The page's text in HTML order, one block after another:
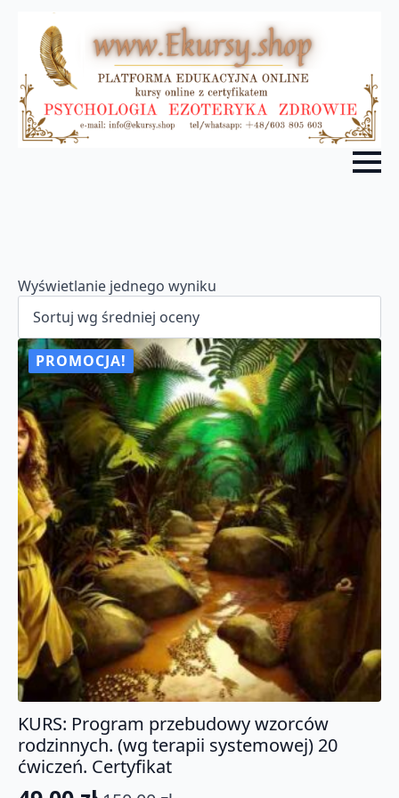
Wyświetlanie jednego wyniku
PROMOCJA!
KURS: Program przebudowy wzorców
rodzinnych. (wg terapii systemowej) 20
ćwiczeń. Certyfikat